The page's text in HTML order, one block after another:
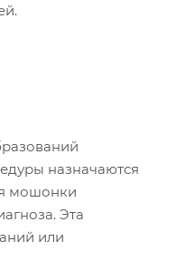
назначаются
мошонки
Эта
или